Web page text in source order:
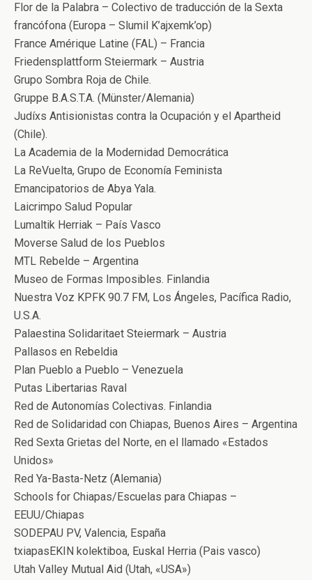
Flor de la Palabra – Colectivo de traducción de la Sexta
francófona (Europa – Slumil K’ajxemk’op)
France Amérique Latine (FAL) – Francia
Friedensplattform Steiermark – Austria
Grupo Sombra Roja de Chile.
Gruppe B.A.S.T.A. (Münster/Alemania)
Judíxs Antisionistas contra la Ocupación y el Apartheid
(Chile).
La Academia de la Modernidad Democrática
La ReVuelta, Grupo de Economía Feminista
Emancipatorios de Abya Yala.
Laicrimpo Salud Popular
Lumaltik Herriak – País Vasco
Moverse Salud de los Pueblos
MTL Rebelde – Argentina
Museo de Formas Imposibles. Finlandia
Nuestra Voz KPFK 90.7 FM, Los Ángeles, Pacífica Radio,
U.S.A.
Palaestina Solidaritaet Steiermark – Austria
Pallasos en Rebeldia
Plan Pueblo a Pueblo – Venezuela
Putas Libertarias Raval
Red de Autonomías Colectivas. Finlandia
Red de Solidaridad con Chiapas, Buenos Aires – Argentina
Red Sexta Grietas del Norte, en el llamado «Estados
Unidos»
Red Ya-Basta-Netz (Alemania)
Schools for Chiapas/Escuelas para Chiapas –
EEUU/Chiapas
SODEPAU PV, Valencia, España
txiapasEKIN kolektiboa, Euskal Herria (Pais vasco)
Utah Valley Mutual Aid (Utah, «USA»)